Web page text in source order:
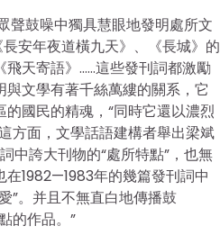
聲鼓噪中獨具慧眼地發明處所文
安年夜道橫九天》、《長城》的
飛天寄語》……這些發刊詞都激勵
文學有著千絲萬縷的關系，它
國民的精魂，“同時它還以濃烈
方面，文學話語建構者舉出梁斌
中誇大刊物的“處所特點”，也無
1982—1983年的幾篇發刊詞中
”。并且不無直白地傳播鼓
的作品。”